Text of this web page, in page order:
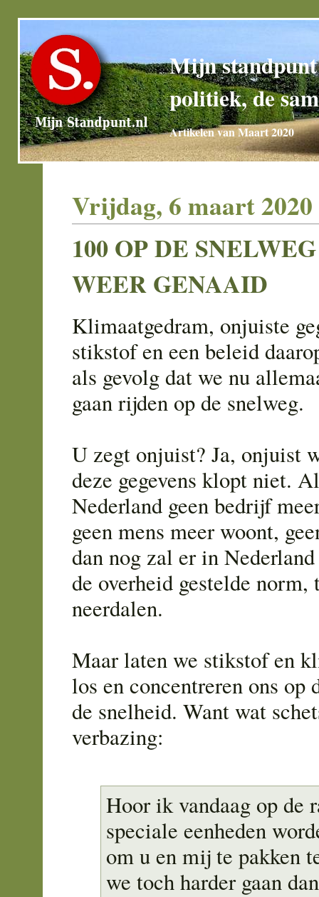
Mijn
politiek, de
Artikelen van Maart 2020
Vrijdag, 6 maart 2020
100 OP DE
WEER GENAAID
Klimaatgedram, onjuiste
stikstof en een beleid
als gevolg dat we nu
gaan rijden op de snelweg.
U zegt onjuist? Ja, onjuist
deze gegevens klopt niet.
Nederland geen bedrijf
geen mens meer woont,
dan nog zal er in
de overheid gestelde
neerdalen.
Maar laten we stikstof en
los en concentreren ons op
de snelheid. Want wat
verbazing:
Hoor ik vandaag op de
speciale eenheden
om u en mij te pakken
we toch harder gaan